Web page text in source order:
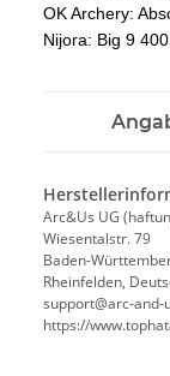
OK Archery:
Nijora: Big 9
Arc&Us UG
Wiesentalstr. 79
Baden-
Rheinfelden,
support@arc-and-
https://